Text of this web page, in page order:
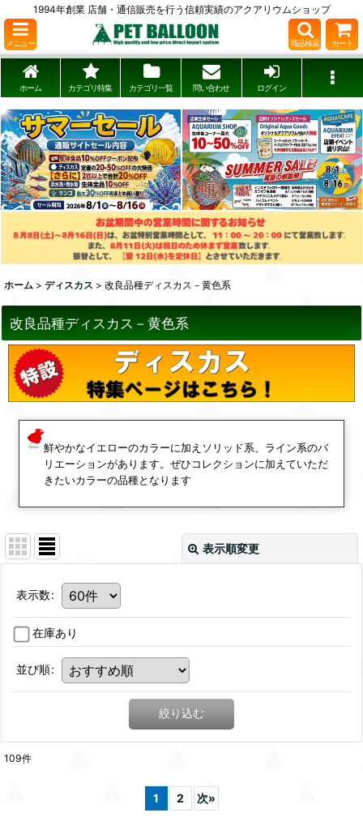
1994年創業 店舗・通信販売を行う信頼実績のアクアリウムショップ
メニュー 商品検索 カート
ホーム カテゴリ特集 カテゴリ一覧 問い合わせ ログイン
ホーム > ディスカス > 改良品種ディスカス－黄色系
改良品種ディスカス－黄色系
鮮やかなイエローのカラーに加えソリッド系、ライン系のバ
リエーションがあります。ぜひコレクションに加えていただ
きたいカラーの品種となります
表示順変更
表示数:
在庫あり
並び順:
絞り込む
109件
1 2 次»